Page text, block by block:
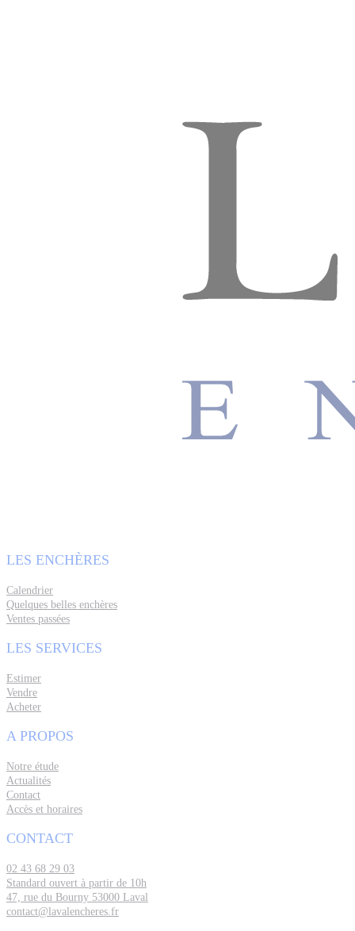
LES ENCHÈRES
Calendrier
Quelques belles enchères
Ventes passées
LES SERVICES
Estimer
Vendre
Acheter
A PROPOS
Notre étude
Actualités
Contact
Accès et horaires
CONTACT
02 43 68 29 03
Standard ouvert à partir de 10h
47, rue du Bourny 53000 Laval
contact@lavalencheres.fr